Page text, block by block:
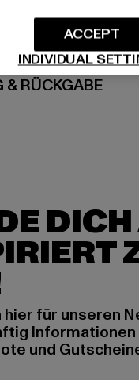
& PASSFORM
& RÜCKGABE
für unseren
und
INDIVIDUAL
ACCEPT